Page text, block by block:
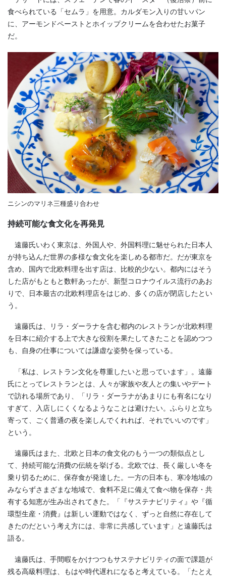
食べられている「セムラ」を用意。カルダモン入りの甘いパン
に、アーモンドペーストとホイップクリームを合わせたお菓子
だ。
ニシンのマリネ三種盛り合わせ
持続可能な食文化を再発見
遠藤氏いわく東京は、外国人や、外国料理に魅せられた日本人
が持ち込んだ世界の多様な食文化を楽しめる都市だ。だが東京を
含め、国内で北欧料理を出す店は、比較的少ない。都内にはそう
した店がもともと数軒あったが、新型コロナウイルス流行のあお
りで、日本最古の北欧料理店をはじめ、多くの店が閉店したとい
う。
遠藤氏は、リラ・ダーラナを含む都内のレストランが北欧料理
を日本に紹介する上で大きな役割を果たしてきたことを認めつつ
も、自身の仕事については謙虚な姿勢を保っている。
「私は、レストラン文化を尊重したいと思っています」。遠藤
氏にとってレストランとは、人々が家族や友人との集いやデート
で訪れる場所であり、「リラ・ダーラナがあまりにも有名になり
すぎて、入店しにくくなるようなことは避けたい。ふらりと立ち
寄って、ごく普通の夜を楽しんでくれれば、それでいいのです」
という。
遠藤氏はまた、北欧と日本の食文化のもう一つの類似点とし
て、持続可能な消費の伝統を挙げる。北欧では、長く厳しい冬を
乗り切るために、保存食が発達した。一方の日本も、寒冷地域の
みならずさまざまな地域で、食料不足に備えて食べ物を保存・共
有する知恵が生み出されてきた。「『サステナビリティ』や『循
環型生産・消費』は新しい運動ではなく、ずっと自然に存在して
きたのだという考え方には、非常に共感しています」と遠藤氏は
語る。
遠藤氏は、手間暇をかけつつもサステナビリティの面で課題が
残る高級料理は、もはや時代遅れになると考えている。「たとえ